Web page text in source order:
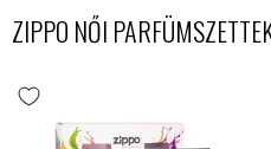
ZIPPO NŐI